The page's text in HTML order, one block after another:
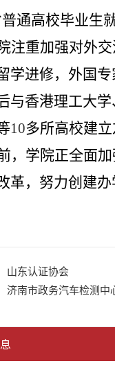
通高校毕业生
注重加强对外
学进修，外国
与香港理工大
10多所高校建立
，学院正全面
革，努力创建
山东认证协会
济南市政务汽车检测中